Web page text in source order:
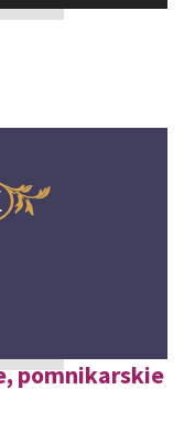
pomnikarskie